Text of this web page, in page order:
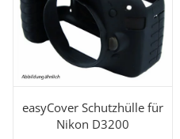
easyCover Schutzhülle für
Nikon D3200